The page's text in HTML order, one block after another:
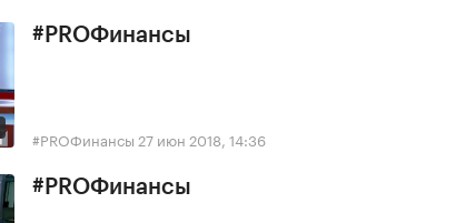
#PROФинансы
#PROФинансы 27 июн 2018, 14:36
#PROФинансы